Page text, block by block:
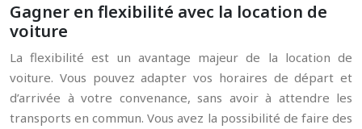
Gagner en flexibilité avec la location de
voiture
La flexibilité est un avantage majeur de la location de
voiture. Vous pouvez adapter vos horaires de départ et
d’arrivée à votre convenance, sans avoir à attendre les
transports en commun. Vous avez la possibilité de faire des